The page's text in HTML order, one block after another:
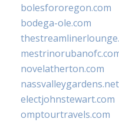
bolesfororegon.com
bodega-ole.com
novelatherton.com
nassvalleygardens.net
electjohnstewart.com
omptourtravels.com